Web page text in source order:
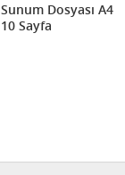
Sunum Dosyası A4
10 Sayfa